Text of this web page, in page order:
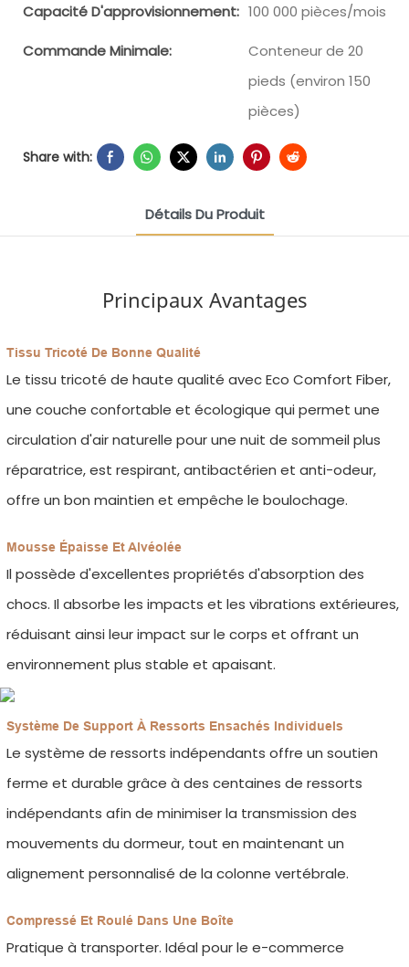
Capacité D'approvisionnement: 100 000 pièces/mois
Commande Minimale:
Conteneur de 20
pieds (environ 150
pièces)
Share with:
Détails Du Produit
Principaux Avantages
Tissu Tricoté De Bonne Qualité
Le tissu tricoté de haute qualité avec Eco Comfort Fiber,
une couche confortable et écologique qui permet une
circulation d'air naturelle pour une nuit de sommeil plus
réparatrice, est respirant, antibactérien et anti-odeur,
offre un bon maintien et empêche le boulochage.
Mousse Épaisse Et Alvéolée
Il possède d'excellentes propriétés d'absorption des
chocs. Il absorbe les impacts et les vibrations extérieures,
réduisant ainsi leur impact sur le corps et offrant un
environnement plus stable et apaisant.
Système De Support À Ressorts Ensachés Individuels
Le système de ressorts indépendants offre un soutien
ferme et durable grâce à des centaines de ressorts
indépendants afin de minimiser la transmission des
mouvements du dormeur, tout en maintenant un
alignement personnalisé de la colonne vertébrale.
Compressé Et Roulé Dans Une Boîte
Pratique à transporter. Idéal pour le e-commerce